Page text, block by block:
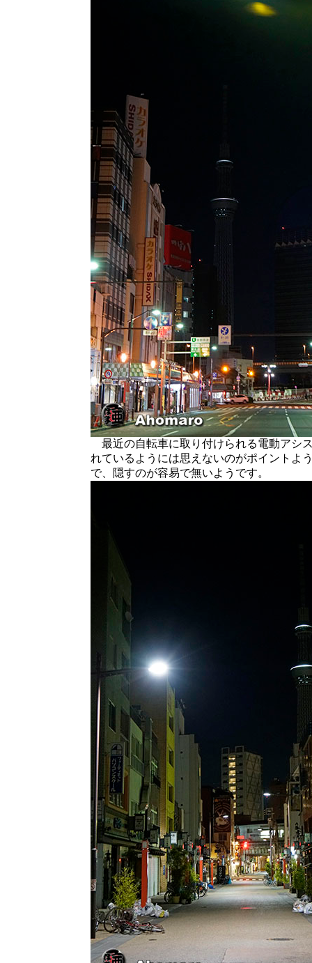
最近の自転車に取り付けられる電動アシ
れているようには思えないのがポイントよ
で、隠すのが容易で無いようです。